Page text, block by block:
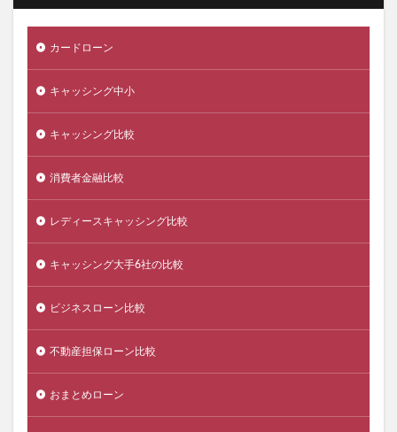
カードローン
キャッシング中小
キャッシング比較
消費者金融比較
レディースキャッシング比較
キャッシング大手6社の比較
ビジネスローン比較
不動産担保ローン比較
おまとめローン